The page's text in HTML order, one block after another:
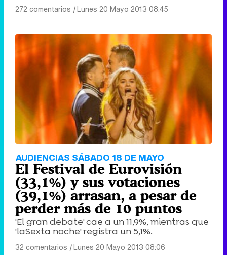
272 comentarios |Lunes 20 Mayo 2013 08:45
AUDIENCIAS SÁBADO 18 DE MAYO
El Festival de Eurovisión
(33,1%) y sus votaciones
(39,1%) arrasan, a pesar de
perder más de 10 puntos
'El gran debate' cae a un 11,9%, mientras que
'laSexta noche' registra un 5,1%.
32 comentarios |Lunes 20 Mayo 2013 08:06